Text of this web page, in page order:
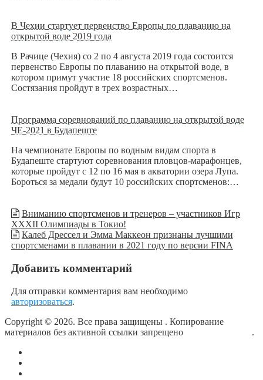
В Чехии стартует первенство Европы по плаванию на
открытой воде 2019 года
В Рачице (Чехия) со 2 по 4 августа 2019 года состоится
первенство Европы по плаванию на открытой воде, в
котором примут участие 18 российских спортсменов.
Состязания пройдут в трех возрастных…
Программа соревнований по плаванию на открытой воде
ЧЕ-2021 в Будапеште
На чемпионате Европы по водным видам спорта в
Будапеште стартуют соревнования пловцов-марафонцев,
которые пройдут с 12 по 16 мая в акватории озера Лупа.
Бороться за медали будут 10 российских спортсменов:…
Вниманию спортсменов и тренеров – участников Игр
XXXII Олимпиады в Токио!
Калеб Дрессел и Эмма Маккеон признаны лучшими
спортсменами в плавании в 2021 году по версии FINA
Добавить комментарий
Для отправки комментария вам необходимо
авторизоваться.
Copyright © 2026. Все права защищены . Копирование
материалов без активной ссылки запрещено
.